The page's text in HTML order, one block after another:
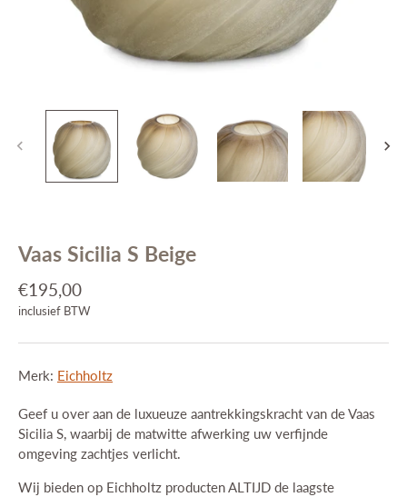
Interieuradvies
Projecten
Stijlkamers
Contact
Vaas Sicilia S Beige
€195,00
inclusief BTW
Merk: Eichholtz
Geef u over aan de luxueuze aantrekkingskracht van de Vaas
Sicilia S, waarbij de matwitte afwerking uw verfijnde
omgeving zachtjes verlicht.
Wij bieden op Eichholtz producten ALTIJD de laagste